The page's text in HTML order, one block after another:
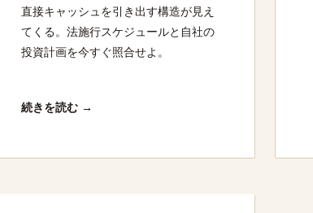
直接キャッシュを引き出す構造が見え
てくる。法施行スケジュールと自社の
投資計画を今すぐ照合せよ。
続きを読む →